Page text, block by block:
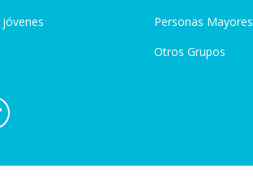
Personas Mayores
Otros Grupos